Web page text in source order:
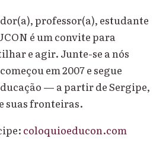
professor(a), estudante
é um convite para
e agir. Junte-se a nós
em 2007 e segue
— a partir de Sergipe,
suas fronteiras.
coloquioeducon.com